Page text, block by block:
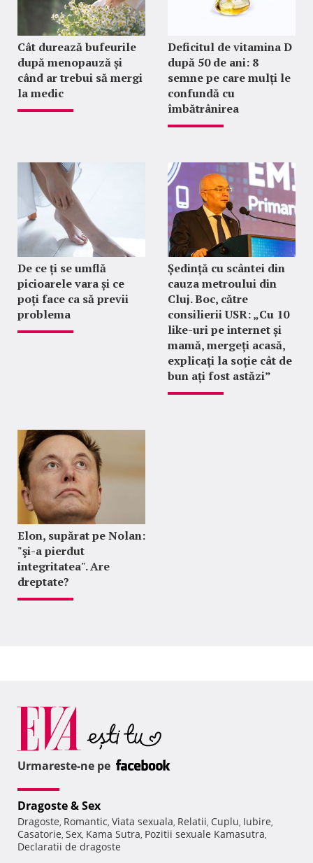
Cât durează bufeurile
după menopauză și
când ar trebui să mergi
la medic
Deficitul de vitamina D
după 50 de ani: 8
semne pe care mulți le
confundă cu
îmbătrânirea
De ce ți se umflă
picioarele vara și ce
poți face ca să previi
problema
Ședință cu scântei din
cauza metroului din
Cluj. Boc, către
consilierii USR: „Cu 10
like-uri pe internet și
mamă, mergeți acasă,
explicați la soție cât de
bun ați fost astăzi”
Elon, supărat pe Nolan:
"şi-a pierdut
integritatea". Are
dreptate?
Urmareste-ne pe
Dragoste & Sex
Dragoste, Romantic, Viata sexuala, Relatii, Cuplu, Iubire,
Casatorie, Sex, Kama Sutra, Pozitii sexuale Kamasutra,
Declaratii de dragoste